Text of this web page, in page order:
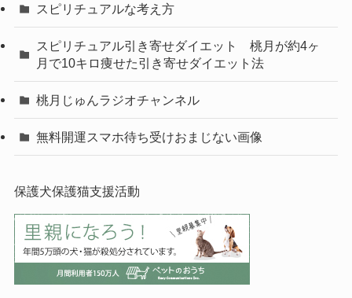
スピリチュアルな考え方
スピリチュアル引き寄せダイエット 桃月が約4ヶ
月で10キロ痩せた引き寄せダイエット法
桃月じゅんラジオチャンネル
無料開運スマホ待ち受けおまじない画像
保護犬保護猫支援活動